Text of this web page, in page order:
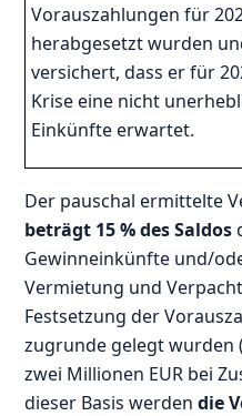
Vorauszahlungen für
herabgesetzt wurden
versichert, dass er für
Krise eine nicht
Einkünfte erwartet.
Der pauschal ermittelte
beträgt 15 % des Saldos
Gewinneinkünfte und/
Vermietung und
Festsetzung der
zugrunde gelegt wurden
zwei Millionen EUR bei
dieser Basis werdendie